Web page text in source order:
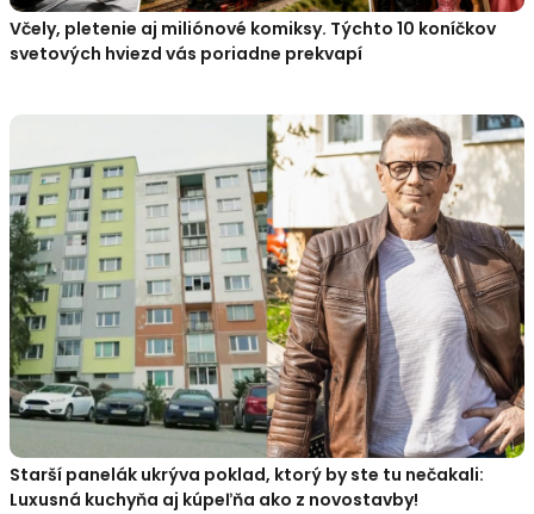
Včely, pletenie aj miliónové komiksy. Týchto 10 koníčkov
svetových hviezd vás poriadne prekvapí
Starší panelák ukrýva poklad, ktorý by ste tu nečakali:
Luxusná kuchyňa aj kúpeľňa ako z novostavby!